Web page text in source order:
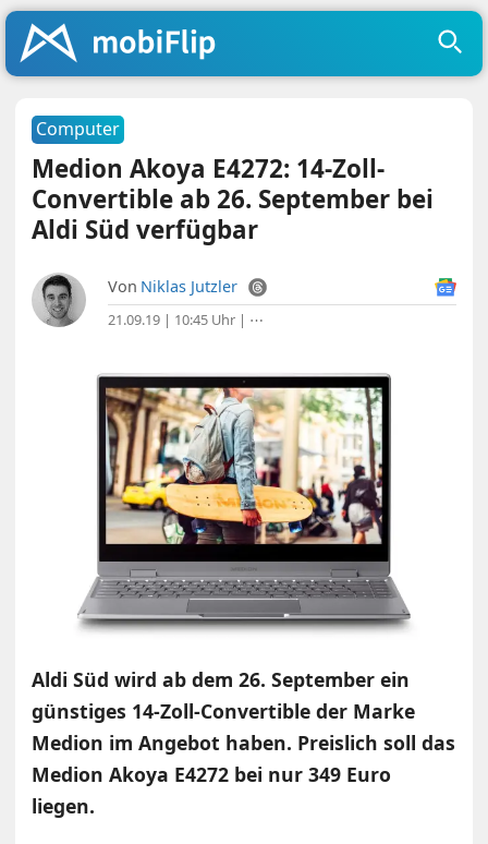
Computer
Medion Akoya E4272: 14-Zoll-
Convertible ab 26. September bei
Aldi Süd verfügbar
Von Niklas Jutzler
21.09.19 | 10:45 Uhr | ⋯
Aldi Süd wird ab dem 26. September ein
günstiges 14-Zoll-Convertible der Marke
Medion im Angebot haben. Preislich soll das
Medion Akoya E4272 bei nur 349 Euro
liegen.